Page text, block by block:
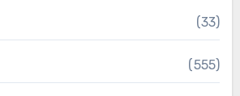
(33)
(555)